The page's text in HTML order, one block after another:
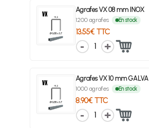
Agrafes VX 08 mm INOX
1200 agrafes En stock
13.55€ TTC
1
Agrafes VX 10 mm GALVA
1000 agrafes En stock
8.90€ TTC
1